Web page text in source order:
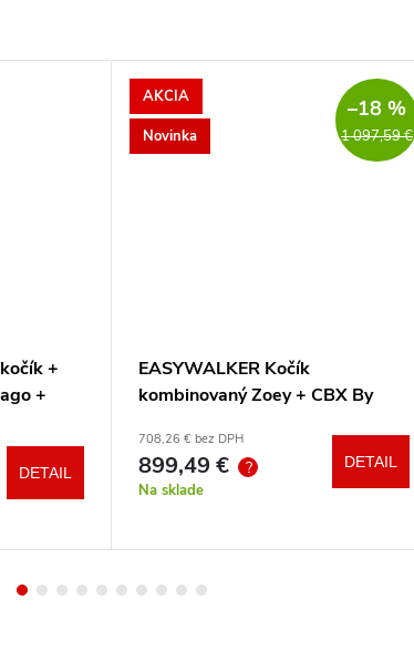
+
+
DETAIL
AKCIA
Novinka
1 097,59 €
–18 %
EASYWALKER Kočík
kombinovaný Zoey + CBX By
základňa
708,26 € bez DPH
899,49 € ?
Na sklade
DETAIL